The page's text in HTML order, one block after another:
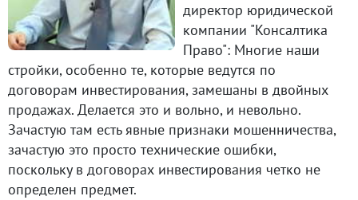
директор юридической
компании "Консалтика
Право": Многие наши
стройки, особенно те, которые ведутся по
договорам инвестирования, замешаны в двойных
продажах. Делается это и вольно, и невольно.
Зачастую там есть явные признаки мошенничества,
зачастую это просто технические ошибки,
поскольку в договорах инвестирования четко не
определен предмет.